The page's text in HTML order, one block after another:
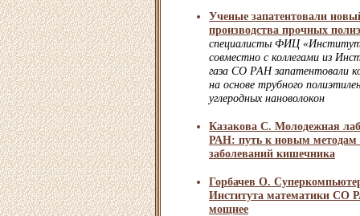
Ученые запатентовали
производства прочных
специалисты ФИЦ
совместно с коллегами из
газа СО РАН запатентовали
на основе трубного
углеродных нановолокон
Казакова С. Молодежная
РАН: путь к новым методам
заболеваний кишечника
Горбачев О.
Института математики СО
мощнее